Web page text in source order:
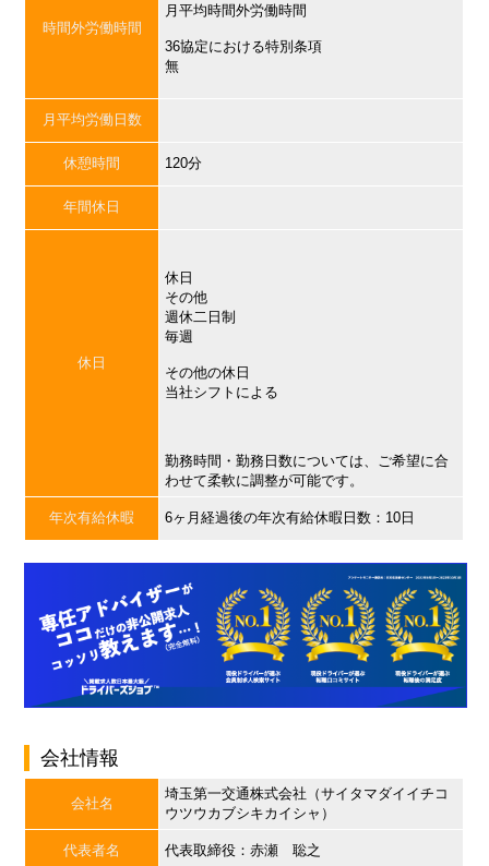
時間外労働時間
月平均時間外労働時間
36協定における特別条項
無
月平均労働日数
休憩時間 120分
年間休日
休日
休日
その他
週休二日制
毎週
その他の休日
当社シフトによる
勤務時間・勤務日数については、ご希望に合
わせて柔軟に調整が可能です。
年次有給休暇 6ヶ月経過後の年次有給休暇日数：10日
会社情報
会社名
埼玉第一交通株式会社（サイタマダイイチコ
ウツウカブシキカイシャ）
代表者名 代表取締役：赤瀬 聡之